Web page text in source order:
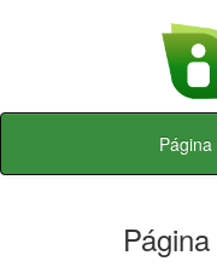
Skip
Página